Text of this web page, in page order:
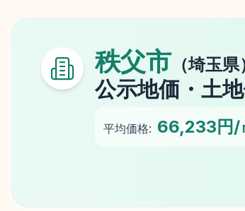
秩父市 （埼玉県
公示地価 ・土
平均価格: 66,233円/